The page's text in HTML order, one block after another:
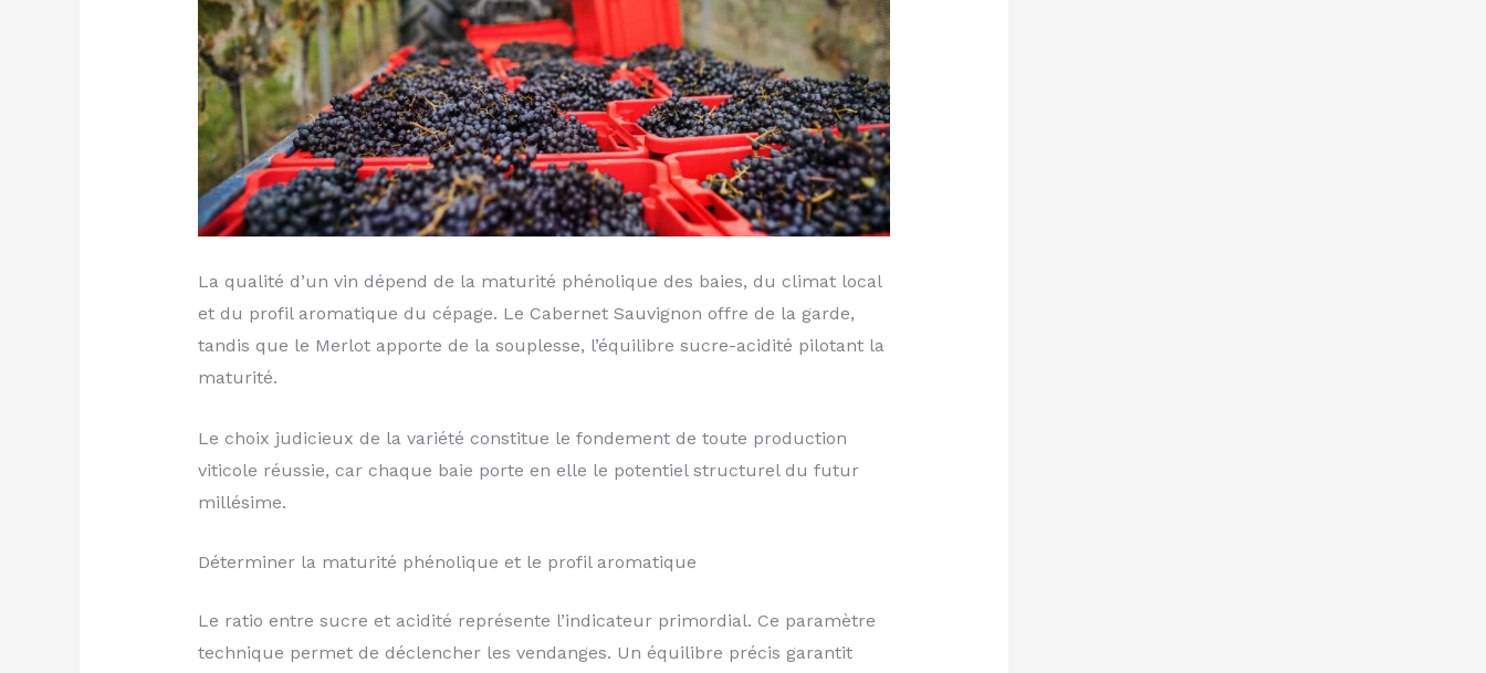
La qualité d’un vin dépend de la maturité phénolique des baies, du climat local
et du profil aromatique du cépage. Le Cabernet Sauvignon offre de la garde,
tandis que le Merlot apporte de la souplesse, l’équilibre sucre-acidité pilotant la
maturité.
Le choix judicieux de la variété constitue le fondement de toute production
viticole réussie, car chaque baie porte en elle le potentiel structurel du futur
millésime.
Déterminer la maturité phénolique et le profil aromatique
Le ratio entre sucre et acidité représente l’indicateur primordial. Ce paramètre
technique permet de déclencher les vendanges. Un équilibre précis garantit